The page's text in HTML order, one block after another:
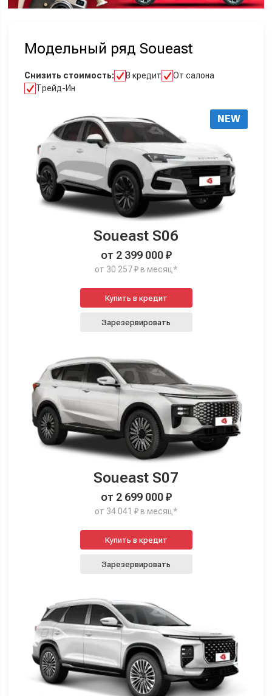
Модельный ряд Soueast
Снизить стоимость: В кредит
От салона
Трейд-Ин
NEW
Soueast S06
от 2 399 000 ₽
от 30 257 ₽ в месяц*
Купить в кредит
Зарезервировать
Soueast S07
от 2 699 000 ₽
от 34 041 ₽ в месяц*
Купить в кредит
Зарезервировать